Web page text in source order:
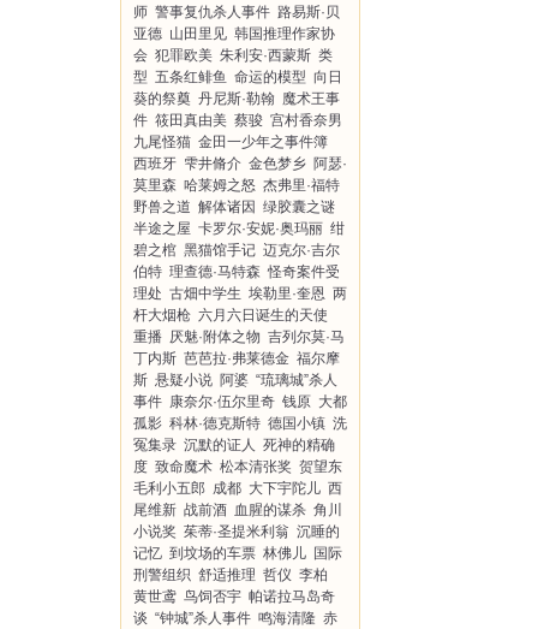
师 警事复仇杀人事件 路易斯·贝
亚德 山田里见 韩国推理作家协
会 犯罪欧美 朱利安·西蒙斯 类
型 五条红鲱鱼 命运的模型 向日
葵的祭奠 丹尼斯·勒翰 魔术王事
件 筱田真由美 蔡骏 宫村香奈男
九尾怪猫 金田一少年之事件簿
西班牙 雫井脩介 金色梦乡 阿瑟·
莫里森 哈莱姆之怒 杰弗里·福特
野兽之道 解体诸因 绿胶囊之谜
半途之屋 卡罗尔·安妮·奥玛丽 绀
碧之棺 黑猫馆手记 迈克尔·吉尔
伯特 理查德·马特森 怪奇案件受
理处 古畑中学生 埃勒里·奎恩 两
杆大烟枪 六月六日诞生的天使
重播 厌魅·附体之物 吉列尔莫·马
丁内斯 芭芭拉·弗莱德金 福尔摩
斯 悬疑小说 阿婆 “琉璃城”杀人
事件 康奈尔·伍尔里奇 钱原 大都
孤影 科林·德克斯特 德国小镇 洗
冤集录 沉默的证人 死神的精确
度 致命魔术 松本清张奖 贺望东
毛利小五郎 成都 大下宇陀儿 西
尾维新 战前酒 血腥的谋杀 角川
小说奖 茱蒂·圣提米利翁 沉睡的
记忆 到坟场的车票 林佛儿 国际
刑警组织 舒适推理 哲仪 李柏
黄世鸢 鸟饲否宇 帕诺拉马岛奇
谈 “钟城”杀人事件 鸣海清隆 赤